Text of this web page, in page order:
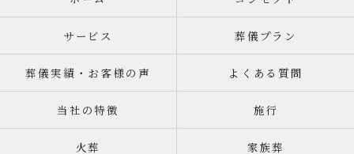
サービス 葬儀プラン
葬儀実績・お客様の声 よくある質問
当社の特徴 施行
火葬 家族葬